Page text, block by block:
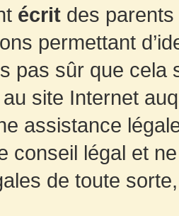
écrit des parents
permettant
pas sûr que
site Internet
assistance
conseil légal et
de toute